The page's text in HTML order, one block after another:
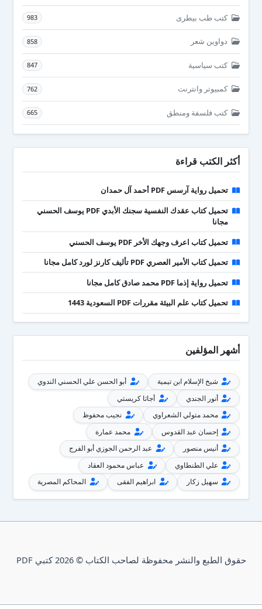
كتب طب بيطرى 983
دواوين شعر 858
كتب سياسية 847
كمبيوتر وانترنت 762
كتب فلسفة ومنطق 665
أكثر الكتب قراءة
تحميل رواية آرسس PDF أحمد آل حمدان
تحميل كتاب عقدك النفسية سجنك الأبدي PDF يوسف الحسني
مجانا
تحميل كتاب اعرف وجهك الأخر PDF يوسف الحسني
تحميل كتاب الأمير العصري PDF تأليف كارنز لورد كامل مجانا
تحميل رواية إذما PDF محمد صادق كامل مجانا
تحميل كتاب علم البيئة مقررات PDF السعودية 1443
أشهر المؤلفين
شيخ الإسلام ابن تيمية
أبو الحسن علي الحسني الندوي
أنور الجندي
أجاثا كريستي
محمد متولي الشعراوي
نجيب محفوظ
إحسان عبد القدوس
محمد عمارة
أنيس منصور
عبد الرحمن الجوزي أبو الفرج
علي الطنطاوي
عباس محمود العقاد
سهيل زكار
ابراهيم الفقى المحاكم المصرية
حقوق الطبع والنشر محفوظة لصاحب الكتاب © 2026 كتبي PDF